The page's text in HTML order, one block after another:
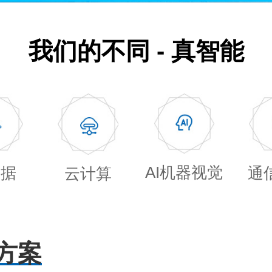
我们的不同 - 真智能
云计算 AI机器视觉 通
案